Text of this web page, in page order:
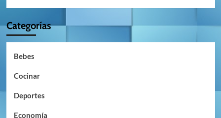
Categorías
Bebes
Cocinar
Deportes
Economía